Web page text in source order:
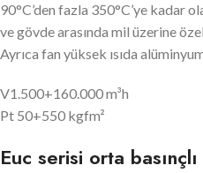
90°C’den fazla 350°C’ye kadar
ve gövde arasında mil üzerine
Ayrıca fan yüksek ısıda
V1.500+160.000 m³h
Pt 50+550 kgfm²
Euc serisi orta